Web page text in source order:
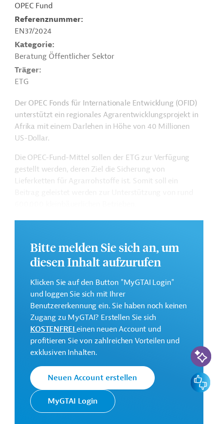
OPEC Fund
Referenznummer
EN37/2024
Kategorie
Beratung Öffentlicher Sektor
Träger
ETG
Der OPEC Fonds für Internationale Entwicklung (OFID)
unterstützt ein regionales Agrarentwicklungsprojekt in
Afrika mit einem Darlehen in Höhe von 40 Millionen
US-Dollar.
Die OPEC-Fund-Mittel sollen der ETG zur Verfügung
gestellt werden, deren Ziel die Sicherung von
Lieferketten für Agrarrohstoffe ist. Somit soll ein
Weitere Informationen zu dem Entwicklungsprojekt
Gesamtkosten:
394 Millionen US-Dollar
Geberbeitrag:
40 Millionen US-Dollar (Darlehen)
Kontaktadressen
OPEC Fonds
Der OPEC Fonds für Internationale
Entwicklung wurde von den
Mitgliedstaaten der Organisation
erdölexportierender Länder zur
Bitte melden Sie sich an, um
diesen Inhalt aufzurufen
Klicken Sie auf den Button "MyGTAI Login"
und loggen Sie sich mit Ihrer
Benutzererkennung ein. Sie haben noch keinen
Zugang zu MyGTAI? Erstellen Sie sich
KOSTENFREIeinen neuen Account und
profitieren Sie von zahlreichen Vorteilen und
exklusiven Inhalten.
Neuen Account erstellen
MyGTAI Login
KI-